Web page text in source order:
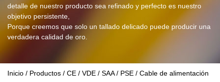
detalle de nuestro producto sea refinado y perfecto es nuestro
objetivo persistente,
Porque creemos que solo un tallado delicado puede producir una
verdadera calidad de oro.
Inicio / Productos / CE / VDE / SAA / PSE / Cable de alimentación